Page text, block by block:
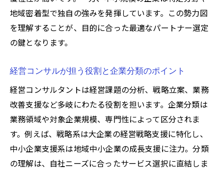
ランキングや口コミから見る経営コンサル
の実力
経営コンサル選択で失敗しないための注意
点
注目の経営コンサル企業特徴を深掘り解説
経営コンサルの中でも注目企業に共通する
話題の経営コンサル企業が選ばれる理由と
は
有名経営コンサル企業の特徴とサービス事
例
地域密着型で独自の強みを発揮しています。この勢力図
を理解することが、目的に合った最適なパートナー選定
の鍵となります。
経営コンサルが担う役割と企業分類のポイント
経営コンサルタントは経営課題の分析、戦略立案、業務
改善支援など多岐にわたる役割を担います。企業分類は
業務領域や対象企業規模、専門性によって区分されま
す。例えば、戦略系は大企業の経営戦略支援に特化し、
中小企業支援系は地域中小企業の成長支援に注力。分類
の理解は、自社ニーズに合ったサービス選択に直結しま